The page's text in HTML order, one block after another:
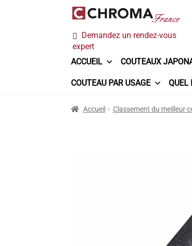
Aller
à
la
navigation
Aller
au
contenu
Demandez un rendez-vous
expert
ACCUEIL COUTEAUX
COUTEAU PAR USAGE QUEL
AccueilChroma France
Trouver
Accueil Classement du meilleur